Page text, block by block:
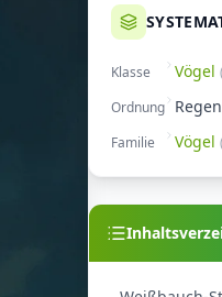
Klasse Vögel (
Ordnung
Familie
Vögel (